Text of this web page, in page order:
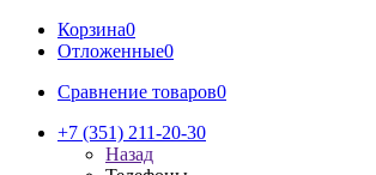
Корзина0
Отложенные0
Сравнение товаров0
+7 (351) 211-20-30
Назад